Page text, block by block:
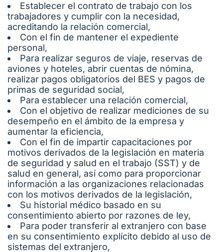
Establecer el contrato de trabajo con los
trabajadores y cumplir con la necesidad,
acreditando la relación comercial,
Con el fin de mantener el expediente
personal,
Para realizar seguros de viaje, reservas de
aviones y hoteles, abrir cuentas de nómina,
realizar pagos obligatorios del BES y pagos de
primas de seguridad social,
Para establecer una relación comercial,
Con el objetivo de realizar mediciones de su
desempeño en el ámbito de la empresa y
aumentar la eficiencia,
Con el fin de impartir capacitaciones por
motivos derivados de la legislación en materia
de seguridad y salud en el trabajo (SST) y de
salud en general, así como para proporcionar
información a las organizaciones relacionadas
con los motivos derivados de la legislación,
Su historial médico basado en su
consentimiento abierto por razones de ley,
Para poder transferir al extranjero con base
en su consentimiento explícito debido al uso de
sistemas del extranjero,